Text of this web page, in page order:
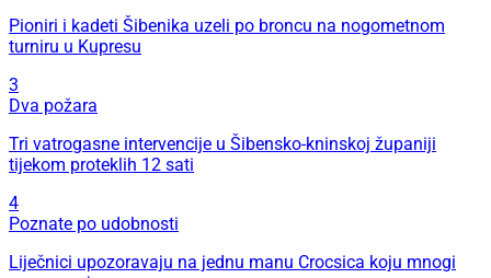
Pioniri i kadeti Šibenika uzeli po broncu na nogometnom
turniru u Kupresu
3
Dva požara
Tri vatrogasne intervencije u Šibensko-kninskoj županiji
tijekom proteklih 12 sati
4
Poznate po udobnosti
Liječnici upozoravaju na jednu manu Crocsica koju mnogi